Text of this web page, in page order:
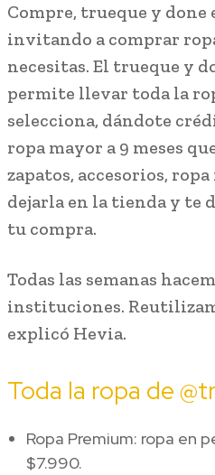
Compre, trueque y done
invitando a comprar
necesitas. El trueque y
permite llevar toda la
selecciona, dándote
ropa mayor a 9 meses
zapatos, accesorios,
dejarla en la tienda y te
tu compra.
Todas las semanas
instituciones.
explicó Hevia.
Toda la ropa de
Ropa Premium: ropa en
$7.990.